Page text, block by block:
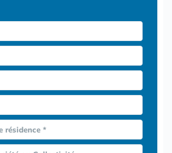
résidence *